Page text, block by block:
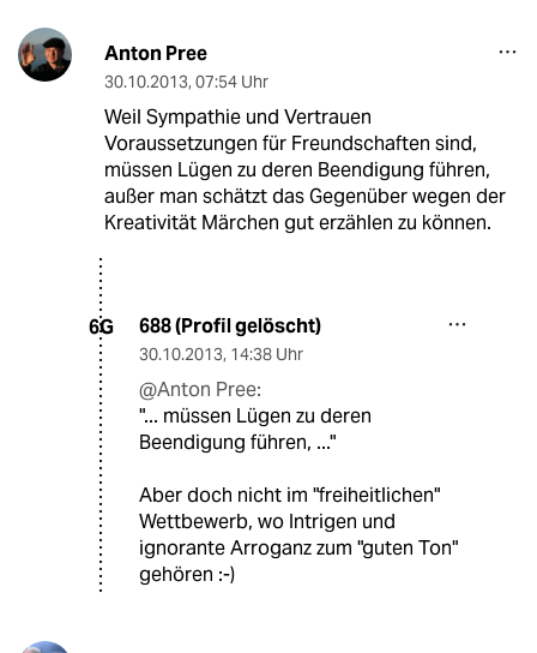
Anton Pree
30.10.2013, 07:54 Uhr
Weil Sympathie und Vertrauen
Voraussetzungen für Freundschaften sind,
müssen Lügen zu deren Beendigung führen,
außer man schätzt das Gegenüber wegen der
Kreativität Märchen gut erzählen zu können.
6G 688 (Profil gelöscht)
30.10.2013, 14:38 Uhr
@Anton Pree:
"... müssen Lügen zu deren
Beendigung führen, ..."
Aber doch nicht im "freiheitlichen"
Wettbewerb, wo Intrigen und
ignorante Arroganz zum "guten Ton"
gehören :-)